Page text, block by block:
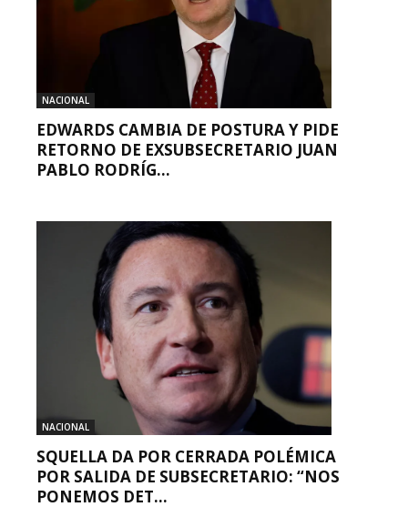
NACIONAL
EDWARDS CAMBIA DE POSTURA Y PIDE
RETORNO DE EXSUBSECRETARIO JUAN
PABLO RODRÍG...
NACIONAL
SQUELLA DA POR CERRADA POLÉMICA
POR SALIDA DE SUBSECRETARIO: “NOS
PONEMOS DET...